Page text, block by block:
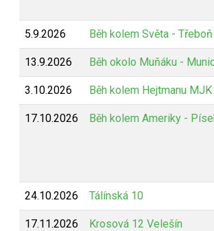
5.9.2026 Běh kolem Světa - Třeboň
13.9.2026 Běh okolo Muňáku -
3.10.2026 Běh kolem Hejtmanu MJK
17.10.2026 Běh kolem Ameriky -
24.10.2026 Tálínská 10
17.11.2026 Krosová 12 Velešín